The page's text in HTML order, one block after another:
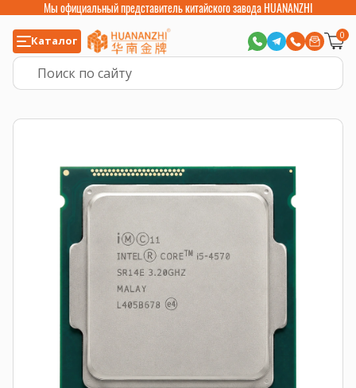
Мы официальный представитель китайского завода HUANANZHI
Каталог 0